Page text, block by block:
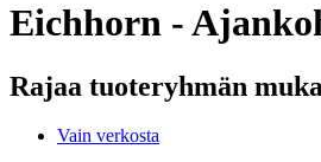
Eichhorn -
Rajaa tuoteryhmän
Vain verkosta